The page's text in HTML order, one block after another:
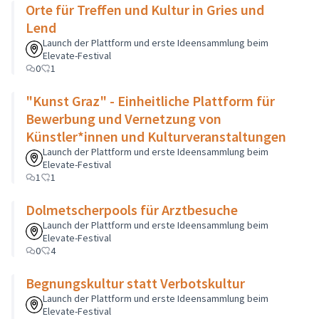
Orte für Treffen und Kultur in Gries und
Lend
Launch der Plattform und erste Ideensammlung beim
Elevate-Festival
0
1
"Kunst Graz" - Einheitliche Plattform für
Bewerbung und Vernetzung von
Künstler*innen und Kulturveranstaltungen
Launch der Plattform und erste Ideensammlung beim
Elevate-Festival
1
1
Dolmetscherpools für Arztbesuche
Launch der Plattform und erste Ideensammlung beim
Elevate-Festival
0
4
Begnungskultur statt Verbotskultur
Launch der Plattform und erste Ideensammlung beim
Elevate-Festival